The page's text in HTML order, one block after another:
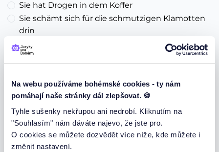
Na webu používáme bohémské cookies - ty nám
pomáhají naše stránky dál zlepšovat. 🍪
Tyhle sušenky nekřupou ani nedrobí. Kliknutím na
"Souhlasím" nám dáváte najevo, že jste pro.
O cookies se můžete dozvědět více níže, kde můžete i
změnit nastavení.
Sie hat Drogen in dem Koffer
Sie schämt sich für die schmutzigen Klamotten
drin
8. Was passiert beim Aussteigen mit dem Koffer?(1
Koffer öffnet sich dabei und alles fällt raus
Sie vergisst im unter dem Sitzplatz
Der Mann läuft mit dem Koffer weg
9. Ist Olli skpetisch was die Wahrheit der Geschichte
betrifft?